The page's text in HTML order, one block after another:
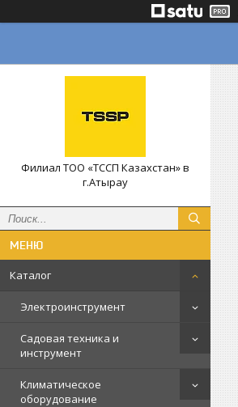
Филиал ТОО «ТССП Казахстан» в
г.Атырау
Каталог
Электроинструмент
Садовая техника и
инструмент
Климатическое
оборудование